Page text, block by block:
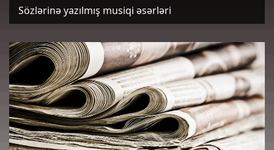
Sözlərinə yazılmış musiqi əsərləri